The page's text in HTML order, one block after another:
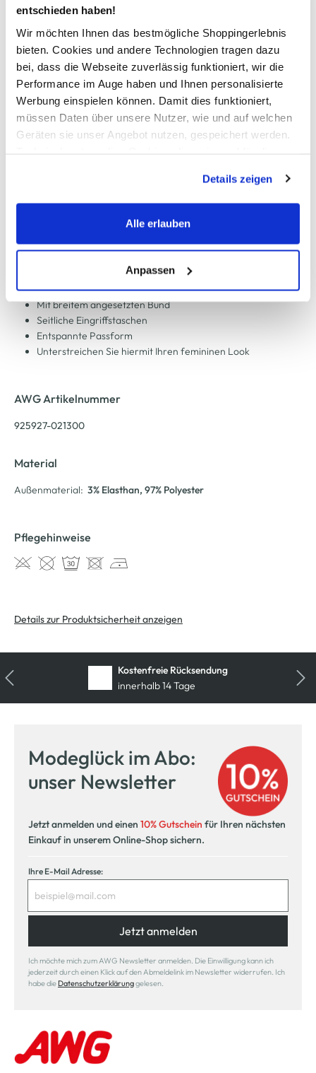
entschieden haben!
Wir möchten Ihnen das bestmögliche Shoppingerlebnis
bieten. Cookies und andere Technologien tragen dazu
bei, dass die Webseite zuverlässig funktioniert, wir die
Performance im Auge haben und Ihnen personalisierte
Werbung einspielen können. Damit dies funktioniert,
müssen Daten über unsere Nutzer, wie und auf welchen
Geräten sie unser Angebot nutzen, gespeichert werden.
werden, werden bei der Nutzung der Webseite auf jeden
Fall gesetzt. Cookies von Drittanbietern für Analyse- oder
Trackingzwecke werden nur dann aktiviert, wenn Sie das
erlauben" bzw. "Alle erlauben" klicken. Mehr dazu
(einschließlich der Möglichkeit, die Einwilligungserklärung
zu ändern oder zu widerrufen) erfahren Sie in unserem
Cookie-Hinweisbzw. derDatenschutzerklärung.
Details zeigen
Alle erlauben
Anpassen
In den Warenkorb
Schneller DHL Versand: in 1–3 Werktagen
Kostenfreie Rücksendung innerhalb 14 Tage
Kostenlose Filiallieferung in Ihre Wunschfiliale
Damen Struktur Shorts
Modische Struktur Shorts von IX-O
Mit breitem angesetzten Bund
Seitliche Eingriffstaschen
Entspannte Passform
Unterstreichen Sie hiermit Ihren femininen Look
AWG Artikelnummer
925927-021300
Material
Außenmaterial: 3% Elasthan, 97% Polyester
Pflegehinweise
Details zur Produktsicherheit anzeigen
Kostenfreie Rücksendung
innerhalb 14 Tage
Modeglück im Abo:
unser Newsletter
Jetzt anmelden und einen 10% Gutschein für Ihren nächsten
Einkauf in unserem Online-Shop sichern.
Ihre E-Mail Adresse:
Jetzt anmelden
Ich möchte mich zum AWG Newsletter anmelden. Die Einwilligung kann ich
jederzeit durch einen Klick auf den Abmeldelink im Newsletter widerrufen. Ich
habe die Datenschutzerklärunggelesen.